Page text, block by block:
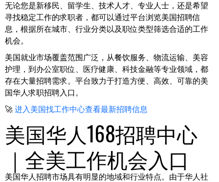
无论您是新移民、留学生、技术人才、专业人士，还是希望
寻找稳定工作的求职者，都可以通过平台浏览美国招聘信
息，根据所在城市、行业分类以及职位类型筛选合适的工作
机会。
美国就业市场覆盖范围广泛，从餐饮服务、物流运输、美容
护理，到办公室职位、医疗健康、科技金融等专业领域，都
存在大量招聘需求。平台致力于打造方便、高效、可靠的美
国华人求职招聘入口。
🚀 进入美国找工作中心查看最新招聘信息
美国华人168招聘中心
｜全美工作机会入口
美国华人招聘市场具有明显的地域和行业特点。由于华人社